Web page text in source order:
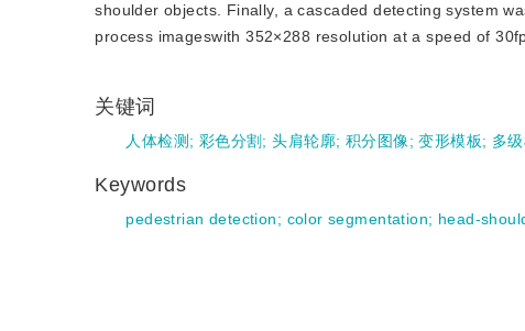
shoulder objects. Finally, a cascaded detecting system
process imageswith 352×288 resolution at a speed of
关键词
人体检测 ; 彩色分割 ;头肩轮廓; 积分图像;变形模板; 多
Keywords
pedestrian detection; color segmentation; head-